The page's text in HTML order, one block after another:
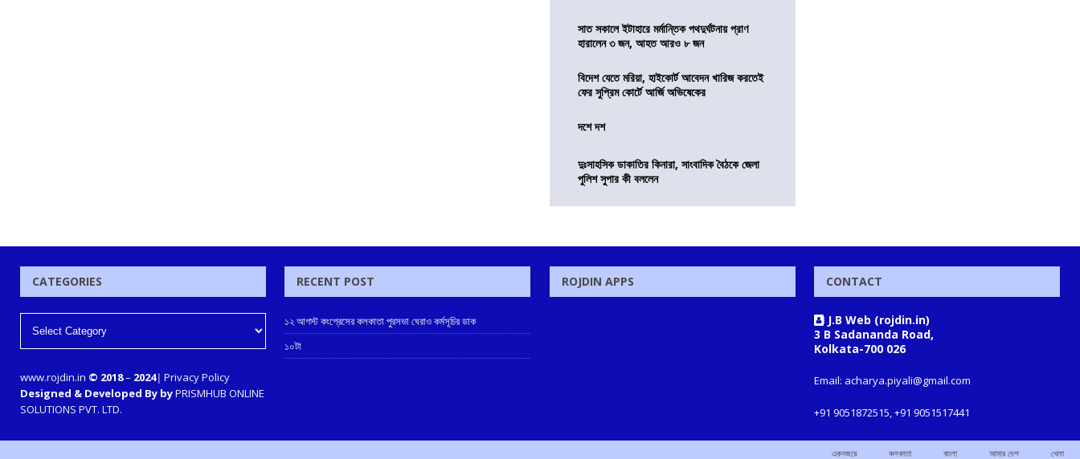
সাত সকালে ইটাহারে মর্মান্তিক পথদুর্ঘটনায় প্রাণ
হারালেন ৩ জন, আহত আরও ৮ জন
বিদেশ যেতে মরিয়া, হাইকোর্ট আবেদন খারিজ করতেই
ফের সুপ্রিম কোর্টে আর্জি অভিষেকের
দশে দশ
দুঃসাহসিক ডাকাতির কিনারা, সাংবাদিক বৈঠকে জেলা
পুলিশ সুপার কী বললেন
CATEGORIES
www.rojdin.in © 2018– 2024| Privacy Policy
Designed & Developed By byPRISMHUB ONLINE
SOLUTIONS PVT. LTD.
RECENT POST
১২ আগস্ট কংগ্রেসের কলকাতা পুরসভা ঘেরাও কর্মসূচির ডাক
১০টা
ROJDIN APPS CONTACT
J.B Web (rojdin.in)
3 B Sadananda Road,
Kolkata-700 026
Email: acharya.piyali@gmail.com
+91 9051872515, +91 9051517441
একনজরে কলকাতা বাংলা আমার দেশ খেলা